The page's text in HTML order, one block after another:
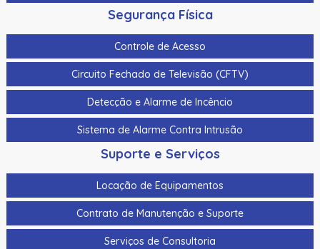
Segurança Física
Controle de Acesso
Circuito Fechado de Televisão (CFTV)
Detecção e Alarme de Incêncio
Sistema de Alarme Contra Intrusão
Suporte e Serviços
Locação de Equipamentos
Contrato de Manutenção e Suporte
Serviços de Consultoria